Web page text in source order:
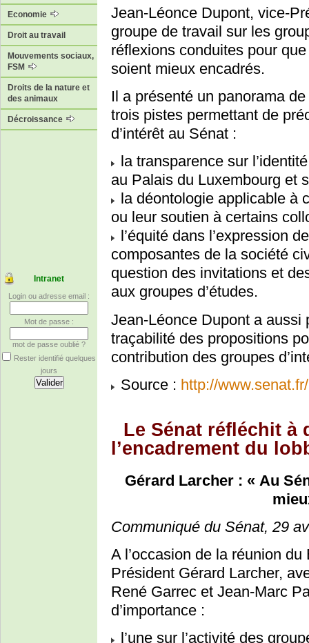
Economie
Droit au travail
Mouvements sociaux,
FSM
Droits de la nature et
des animaux
Décroissance
Intranet
Login ou adresse email :
Mot de passe :
mot de passe oublié ?
Rester identifié quelques
jours
Jean-Léonce Dupont, vice-
groupe de travail sur les
réflexions conduites pour
soient mieux encadrés.
Il a présenté un panorama
trois pistes permettant de
d’intérêt au Sénat :
la transparence sur
au Palais du Luxembourg et
la déontologie applicable à
ou leur soutien à certains
l’équité dans l’expression
composantes de la société
question des invitations et
aux groupes d’études.
Jean-Léonce Dupont a
traçabilité des propositions
contribution des groupes
Source : http://
Le Sénat réfléchit à
l’encadrement du
Gérard Larcher : « Au
Communiqué du Sénat, 29
A l’occasion de la réunion
Président Gérard Larcher,
René Garrec et Jean-Marc
d’importance :
l’une sur l’activité des